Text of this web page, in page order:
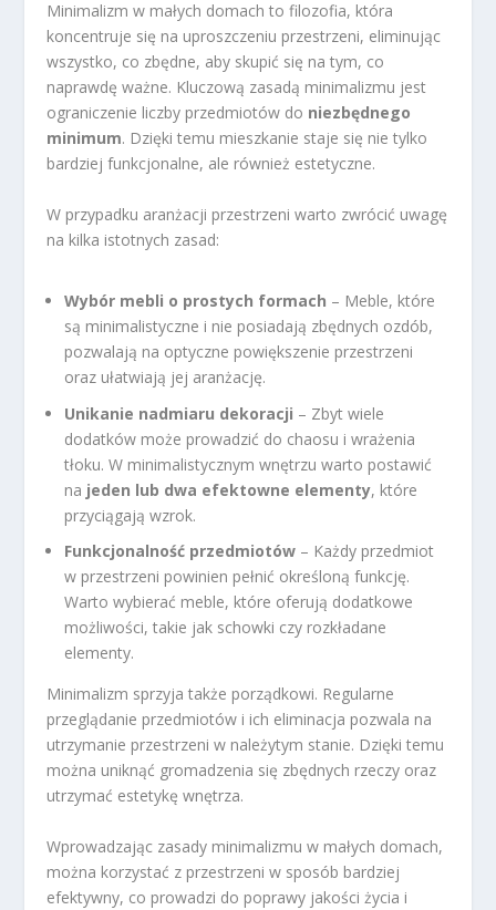
Minimalizm w małych domach to filozofia, która
koncentruje się na uproszczeniu przestrzeni, eliminując
wszystko, co zbędne, aby skupić się na tym, co
naprawdę ważne. Kluczową zasadą minimalizmu jest
ograniczenie liczby przedmiotów do niezbędnego
minimum. Dzięki temu mieszkanie staje się nie tylko
bardziej funkcjonalne, ale również estetyczne.
W przypadku aranżacji przestrzeni warto zwrócić uwagę
na kilka istotnych zasad:
Wybór mebli o prostych formach – Meble, które
są minimalistyczne i nie posiadają zbędnych ozdób,
pozwalają na optyczne powiększenie przestrzeni
oraz ułatwiają jej aranżację.
Unikanie nadmiaru dekoracji – Zbyt wiele
dodatków może prowadzić do chaosu i wrażenia
tłoku. W minimalistycznym wnętrzu warto postawić
na jeden lub dwa efektowne elementy, które
przyciągają wzrok.
Funkcjonalność przedmiotów – Każdy przedmiot
w przestrzeni powinien pełnić określoną funkcję.
Warto wybierać meble, które oferują dodatkowe
możliwości, takie jak schowki czy rozkładane
elementy.
Minimalizm sprzyja także porządkowi. Regularne
przeglądanie przedmiotów i ich eliminacja pozwala na
utrzymanie przestrzeni w należytym stanie. Dzięki temu
można uniknąć gromadzenia się zbędnych rzeczy oraz
utrzymać estetykę wnętrza.
Wprowadzając zasady minimalizmu w małych domach,
można korzystać z przestrzeni w sposób bardziej
efektywny, co prowadzi do poprawy jakości życia i